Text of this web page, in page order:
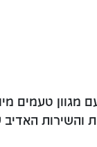
מגוון טעמים
והשירות